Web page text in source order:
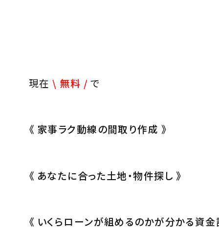
現在 \ 無料 /で
《 家事ラク動線の間取り作成 》
《 あなたに合った土地・物件探し 》
《 いくらローンが組めるのかが分かる資金